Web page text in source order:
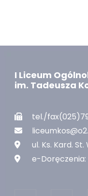
I Liceum
im. Tadeusza
tel./
ul. Ks. Kard.
e-Doręczenia: